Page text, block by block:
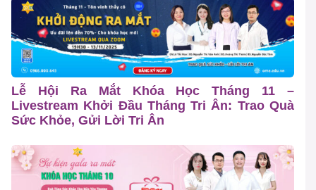
Lễ Hội Ra Mắt Khóa Học Tháng 11 –
Livestream Khởi Đầu Tháng Tri Ân: Trao Quà
Sức Khỏe, Gửi Lời Tri Ân